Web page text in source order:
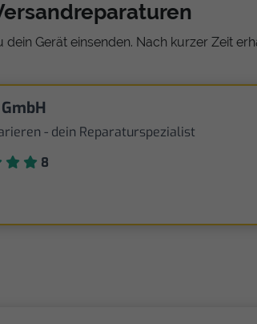
Gerät einsenden. Nach kurzer Zeit
- dein Reparaturspezialist
8